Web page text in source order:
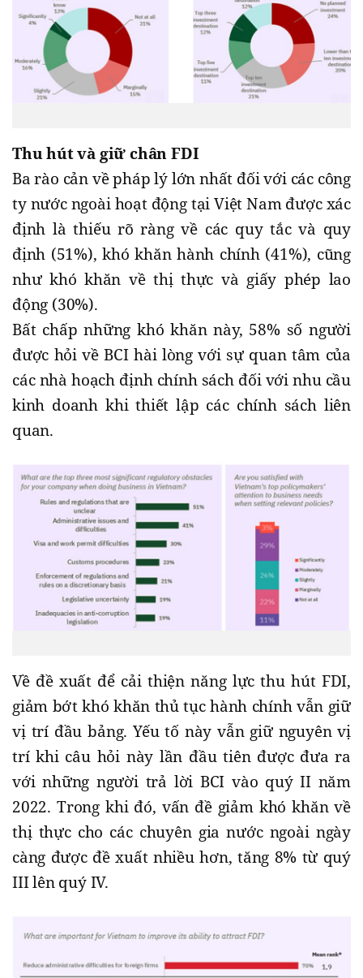
Thu hút và giữ chân FDI
Ba rào cản về pháp lý lớn nhất đối với các công
ty nước ngoài hoạt động tại Việt Nam được xác
định là thiếu rõ ràng về các quy tắc và quy
định (51%), khó khăn hành chính (41%), cũng
như khó khăn về thị thực và giấy phép lao
động (30%).
Bất chấp những khó khăn này, 58% số người
được hỏi về BCI hài lòng với sự quan tâm của
các nhà hoạch định chính sách đối với nhu cầu
kinh doanh khi thiết lập các chính sách liên
quan.
Về đề xuất để cải thiện năng lực thu hút FDI,
giảm bớt khó khăn thủ tục hành chính vẫn giữ
vị trí đầu bảng. Yếu tố này vẫn giữ nguyên vị
trí khi câu hỏi này lần đầu tiên được đưa ra
với những người trả lời BCI vào quý II năm
2022. Trong khi đó, vấn đề giảm khó khăn về
thị thực cho các chuyên gia nước ngoài ngày
càng được đề xuất nhiều hơn, tăng 8% từ quý
III lên quý IV.